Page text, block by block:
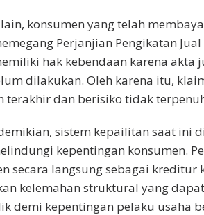
konsumen yang telah
Perjanjian Pengikatan Jual
hak kebendaan karena akta
dilakukan. Oleh karena itu,
terakhir dan berisiko tidak
sistem kepailitan saat ini
kepentingan konsumen.
secara langsung sebagai kreditur
kelemahan struktural yang
demi kepentingan pelaku usaha